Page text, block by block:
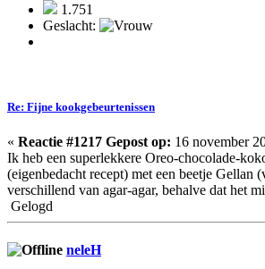
1.751
Geslacht:
Re: Fijne kookgebeurtenissen
« Reactie #1217 Gepost op: 16 november
Ik heb een superlekkere Oreo-chocolade-
(eigenbedacht recept) met een beetje Gellan
verschillend van agar-agar, behalve dat het
Gelogd
neleH